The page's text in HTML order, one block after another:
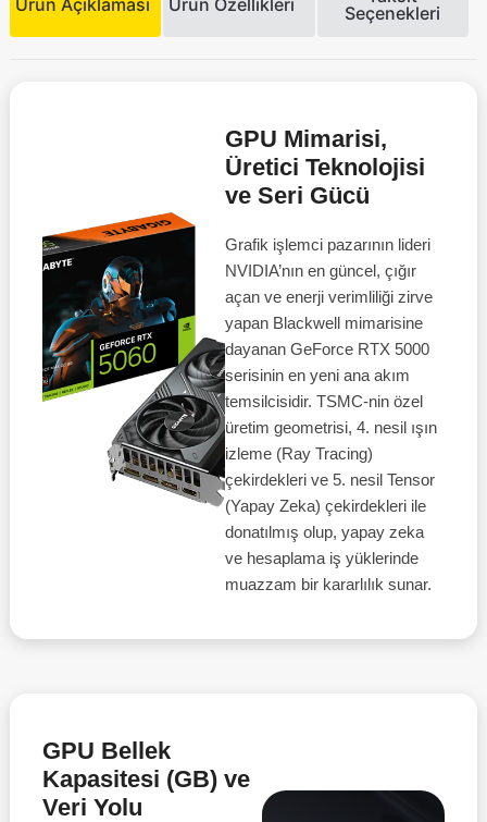
Seçenekleri
GPU Mimarisi,
Üretici Teknolojisi
ve Seri Gücü
Grafik işlemci pazarının lideri
NVIDIA’nın en güncel, çığır
açan ve enerji verimliliği zirve
yapan Blackwell mimarisine
dayanan GeForce RTX 5000
serisinin en yeni ana akım
temsilcisidir. TSMC-nin özel
üretim geometrisi, 4. nesil ışın
izleme (Ray Tracing)
çekirdekleri ve 5. nesil Tensor
(Yapay Zeka) çekirdekleri ile
donatılmış olup, yapay zeka
ve hesaplama iş yüklerinde
muazzam bir kararlılık sunar.
GPU Bellek
Kapasitesi (GB) ve
Veri Yolu